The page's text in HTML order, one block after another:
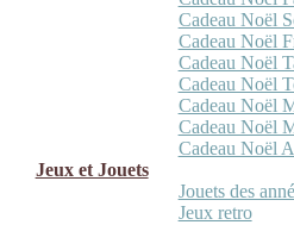
Cadeau Noël
Cadeau Noël
Cadeau Noël
Cadeau Noël
Cadeau Noël
Cadeau Noël
Cadeau Noël
Jeux et Jouets
Jouets des
Jeux retro